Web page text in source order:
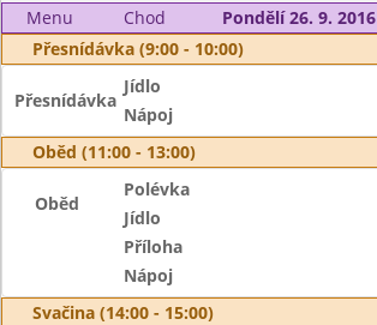
Menu Chod
Pondělí 26. 9. 2016
Přesnídávka (9:00 - 10:00)
Přesnídávka
Jídlo
Nápoj
Oběd (11:00 - 13:00)
Oběd
Polévka
Jídlo
Příloha
Nápoj
Svačina (14:00 - 15:00)